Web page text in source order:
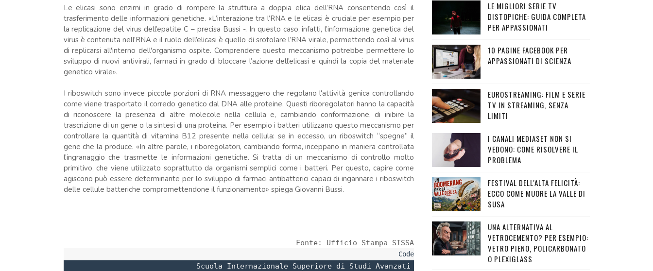
Le elicasi sono enzimi in grado di rompere la struttura a doppia elica dell’RNA consentendo così il
trasferimento delle informazioni genetiche. «L’interazione tra l’RNA e le elicasi è cruciale per esempio per
la replicazione del virus dell’epatite C – precisa Bussi -. In questo caso, infatti, l’informazione genetica del
virus è contenuta nell’RNA e il ruolo dell’elicasi è quello di srotolare l’RNA virale, permettendo così al virus
di replicarsi all'interno dell'organismo ospite. Comprendere questo meccanismo potrebbe permettere lo
sviluppo di nuovi antivirali, farmaci in grado di bloccare l’azione dell’elicasi e quindi la copia del materiale
genetico virale».
I riboswitch sono invece piccole porzioni di RNA messaggero che regolano l'attività genica controllando
come viene trasportato il corredo genetico dal DNA alle proteine. Questi riboregolatori hanno la capacità
di riconoscere la presenza di altre molecole nella cellula e, cambiando conformazione, di inibire la
trascrizione di un gene o la sintesi di una proteina. Per esempio i batteri utilizzano questo meccanismo per
controllare la quantità di vitamina B12 presente nella cellula: se in eccesso, un riboswitch “spegne” il
gene che la produce. «In altre parole, i riboregolatori, cambiando forma, inceppano in maniera controllata
l’ingranaggio che trasmette le informazioni genetiche. Si tratta di un meccanismo di controllo molto
primitivo, che viene utilizzato soprattutto da organismi semplici come i batteri. Per questo, capire come
agiscono può essere determinante per lo sviluppo di farmaci antibatterici capaci di ingannare i riboswitch
delle cellule batteriche compromettendone il funzionamento» spiega Giovanni Bussi.
Fonte: Ufficio Stampa SISSA
Scuola Internazionale Superiore di Studi Avanzati
LE MIGLIORI SERIE TV
DISTOPICHE: GUIDA COMPLETA
PER APPASSIONATI
10 PAGINE FACEBOOK PER
APPASSIONATI DI SCIENZA
EUROSTREAMING: FILM E SERIE
TV IN STREAMING, SENZA
LIMITI
I CANALI MEDIASET NON SI
VEDONO: COME RISOLVERE IL
PROBLEMA
FESTIVAL DELL'ALTA FELICITÀ:
ECCO COME MUORE LA VALLE DI
SUSA
UNA ALTERNATIVA AL
VETROCEMENTO? PER ESEMPIO:
VETRO PIENO, POLICARBONATO
O PLEXIGLASS